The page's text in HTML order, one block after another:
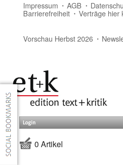
Impressum AGB
Barrierefreiheit Verträge hier
Vorschau Herbst 2026
Login
0 Artikel